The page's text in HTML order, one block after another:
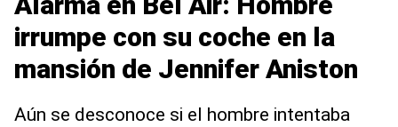
irrumpe con su coche en la
mansión de Jennifer Aniston
Aún se desconoce si el hombre intentaba